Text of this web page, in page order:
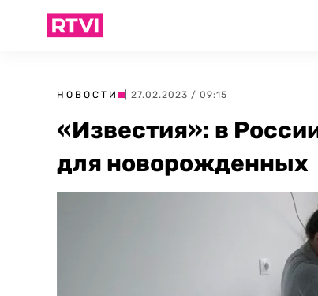
НОВОСТИ | 27.02.2023 / 09:15
«Известия»: в
для новорожденных